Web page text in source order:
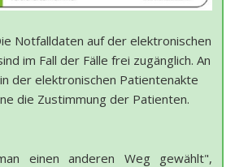
Notfalldaten auf der elektronischen
im Fall der Fälle frei zugänglich. An
der elektronischen Patientenakte
die Zustimmung der Patienten.
einen anderen Weg gewählt",